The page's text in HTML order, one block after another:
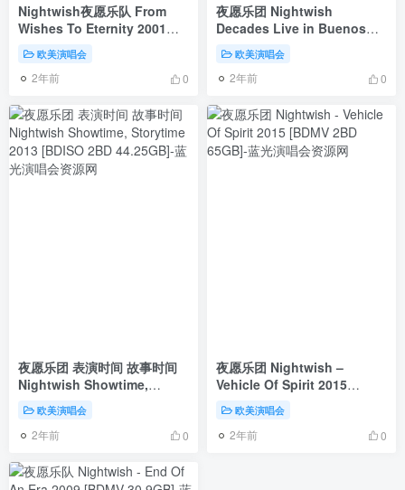
Nightwish夜愿乐队 From
Wishes To Eternity 2001演
唱会（DVD ISO 4.04G）
欧美演唱会
2年前 0
夜愿乐团 Nightwish
Decades Live in Buenos
Aires 2019 布宜诺斯艾利斯演
唱会《BDMV 22.9G》
欧美演唱会
2年前 0
夜愿乐团 表演时间 故事时间
Nightwish Showtime,
Storytime 2013 [BDISO 2BD
44.25GB]
欧美演唱会
2年前 0
夜愿乐团 Nightwish –
Vehicle Of Spirit 2015
[BDMV 2BD 65GB]
欧美演唱会
2年前 0